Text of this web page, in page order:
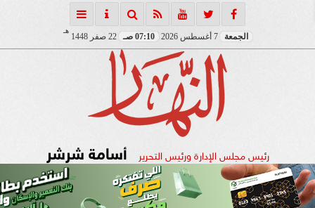
الجمعة 7 أغسطس 2026 07:10 صـ 22 صفر 1448
هـ
رئيس مجلس الإدارة ورئيس التحرير أسامة شرشر